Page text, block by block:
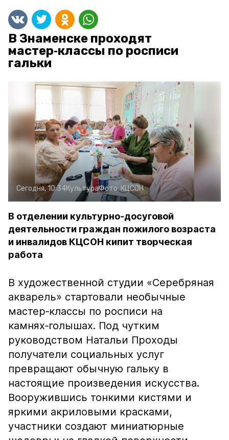
В Знаменске проходят
мастер‑классы по росписи
гальки
Сегодня, 10:34КультураФото:КЦСОН
В отделении культурно‑досуговой
деятельности граждан пожилого возраста
и инвалидов КЦСОН кипит творческая
работа
В художественной студии «Серебряная
акварель» стартовали необычные
мастер‑классы по росписи на
камнях‑голышах. Под чутким
руководством Натальи Проходы
получатели социальных услуг
превращают обычную гальку в
настоящие произведения искусства.
Вооружившись тонкими кистями и
яркими акриловыми красками,
участники создают миниатюрные